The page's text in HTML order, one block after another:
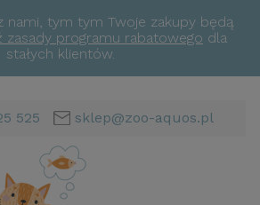
nami, tym tym Twoje zakupy będą
zasady programu rabatowego dla
stałych klientów.
525 sklep@zoo-aquos.pl